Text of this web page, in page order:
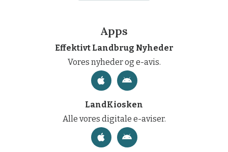
Apps
Effektivt Landbrug Nyheder
Vores nyheder og e-avis.
LandKiosken
Alle vores digitale e-aviser.